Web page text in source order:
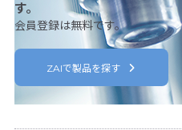
す。
会員登録は無料です。
ZAIで製品を探す